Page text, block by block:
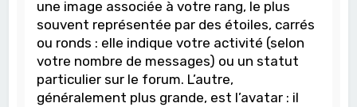
une image associée à votre rang, le plus
souvent représentée par des étoiles, carrés
ou ronds : elle indique votre activité (selon
votre nombre de messages) ou un statut
particulier sur le forum. L’autre,
généralement plus grande, est l’avatar : il